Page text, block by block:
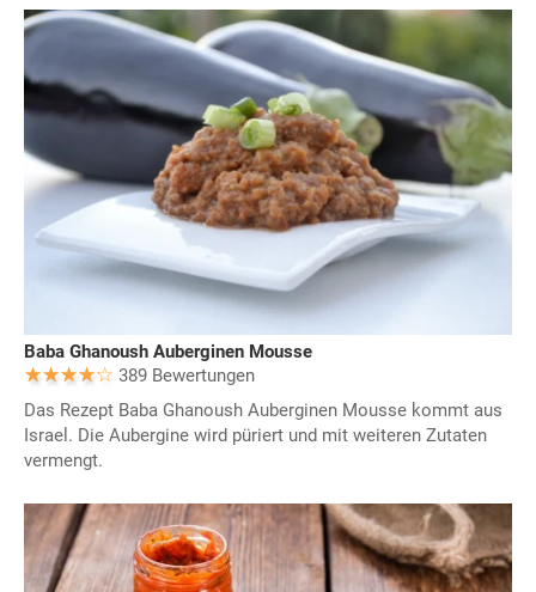
Baba Ghanoush Auberginen Mousse
389 Bewertungen
Das Rezept Baba Ghanoush Auberginen Mousse kommt aus
Israel. Die Aubergine wird püriert und mit weiteren Zutaten
vermengt.